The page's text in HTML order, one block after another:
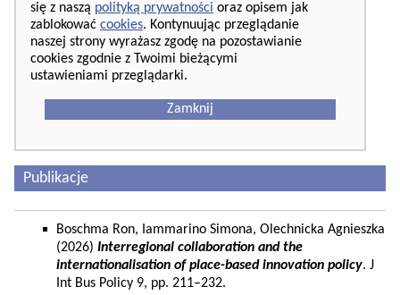
się z naszą polityką prywatności oraz opisem jak
zablokować cookies. Kontynuując przeglądanie
naszej strony wyrażasz zgodę na pozostawianie
cookies zgodnie z Twoimi bieżącymi
ustawieniami przeglądarki.
Zamknij
Publikacje
Boschma Ron, Iammarino Simona, Olechnicka Agnieszka
(2026) Interregional collaboration and the
internationalisation of place-based innovation policy. J
Int Bus Policy 9, pp. 211–232.